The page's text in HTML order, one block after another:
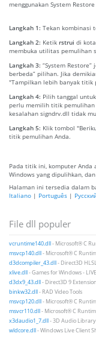
menggunakan System
Langkah 1: Tekan kombinasi
Langkah 2: Ketik rstrui di
membuka utilitas pemulihan
Langkah 3: “System
berbeda” pilihan. Jika
"Tampilkan lebih banyak titik
Langkah 4: Pilih tanggal
perlu memilih titik pemulihan
kesalahan signdrv.dll tidak
Langkah 5: Klik tombol
titik pemulihan Anda.
Pada titik ini, komputer Anda
Windows yang dipulihkan,
Halaman ini tersedia dalam
Italiano | Português |
File dll populer
vcruntime140.dll- Microsoft® C
msvcp140.dll- Microsoft® C
d3dcompiler_43.dll- Direct3D
xlive.dll- Games for Windows -
d3dx9_43.dll- Direct3D 9
binkw32.dll- RAD Video Tools
msvcp120.dll- Microsoft® C
msvcr110.dll- Microsoft® C
x3daudio1_7.dll- 3D Audio Library
wldcore.dll- Windows Live Client